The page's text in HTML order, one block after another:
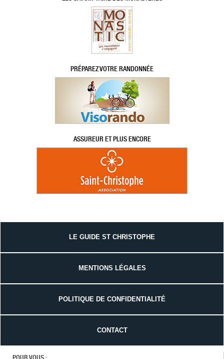
PRÉPAREZ VOTRE RANDONNÉE
ASSUREUR ET PLUS ENCORE
LE GUIDE ST CHRISTOPHE
MENTIONS LÉGALES
POLITIQUE DE CONFIDENTIALITÉ
CONTACT